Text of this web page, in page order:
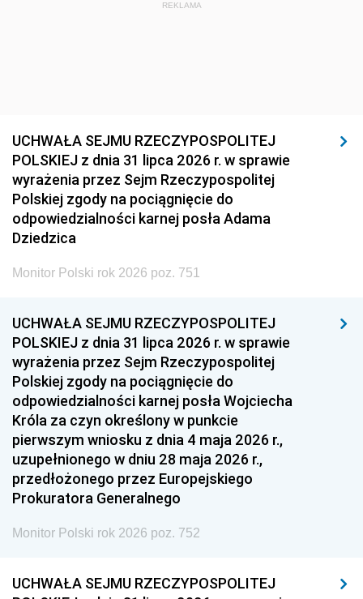
REKLAMA
UCHWAŁA SEJMU RZECZYPOSPOLITEJ
POLSKIEJ z dnia 31 lipca 2026 r. w sprawie
wyrażenia przez Sejm Rzeczypospolitej
Polskiej zgody na pociągnięcie do
odpowiedzialności karnej posła Adama
Dziedzica
Monitor Polski rok 2026 poz. 751
UCHWAŁA SEJMU RZECZYPOSPOLITEJ
POLSKIEJ z dnia 31 lipca 2026 r. w sprawie
wyrażenia przez Sejm Rzeczypospolitej
Polskiej zgody na pociągnięcie do
odpowiedzialności karnej posła Wojciecha
Króla za czyn określony w punkcie
pierwszym wniosku z dnia 4 maja 2026 r.,
uzupełnionego w dniu 28 maja 2026 r.,
przedłożonego przez Europejskiego
Prokuratora Generalnego
Monitor Polski rok 2026 poz. 752
UCHWAŁA SEJMU RZECZYPOSPOLITEJ